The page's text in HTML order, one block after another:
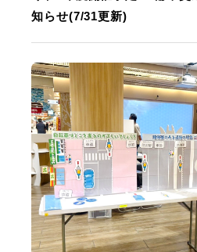
知らせ(7/31更新)